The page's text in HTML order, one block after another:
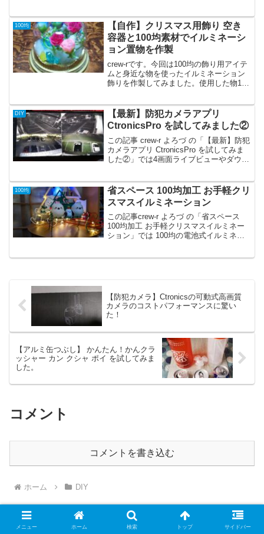
100均
【自作】クリスマス用飾り 空き
容器と100均素材でイルミネーシ
ョン置物を作製
crew-rです。今回は100均の飾り用アイテ
ムと身近な物を使ったイルミネーション
飾りを作製してみました。使用した物100
ます。コンビニやスーパーで買ったケー
キの空...
DIY
【最新】防犯カメラアプリ
CtronicsPro を試してみました②
この記事 crew-r よろづ の「【最新】防犯
カメラアプリ CtronicsPro を試してみま
した②」では4画面ライブビューやダウン
しています。
100均
省スペース 100均加工 お手軽クリ
スマスイルミネーション
この記事crew-r よろづ の「省スペース
100均加工 お手軽クリスマスイルミネー
ション」では 100均の電池式イルミネー
【防犯カメラ】Ctronicsの可動式高画質
カメラのコストパフォーマンスに驚い
た！
【アルミ缶つぶし】 かんたん！かんクラ
ッシャー カン クシャ ポイ を試してみま
した。
コメント
コメントを書き込む
ホーム DIY
メニュー ホーム 検索 トップ サイドバー